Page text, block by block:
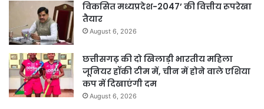
विकसित मध्यप्रदेश-2047’ की वित्तीय रूपरेखा
तैयार
August 6, 2026
छत्तीसगढ़ की दो खिलाड़ी भारतीय महिला
जूनियर हॉकी टीम में, चीन में होने वाले एशिया
कप में दिखाएंगी दम
August 6, 2026